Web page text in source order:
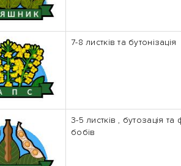
7-8 листків та бутонізація
3-5 листків , бутозація
бобів